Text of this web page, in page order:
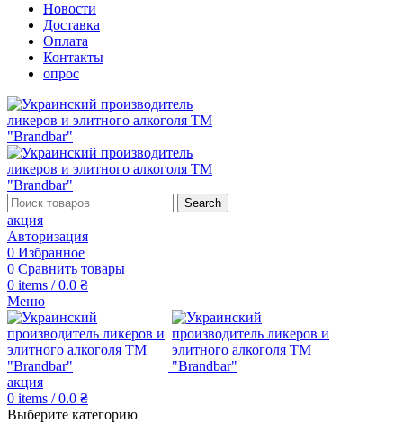
Новости
Доставка
Оплата
Контакты
опрос
Search
акция
Авторизация
0 Избранное
0 Сравнить товары
0 items / 0.0 ₴
Меню
акция
0 items / 0.0 ₴
Выберите категорию